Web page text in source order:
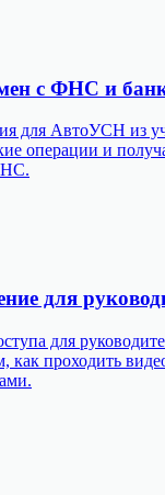
с ФНС и
для АвтоУСН из
операции и
для
для
как проходить